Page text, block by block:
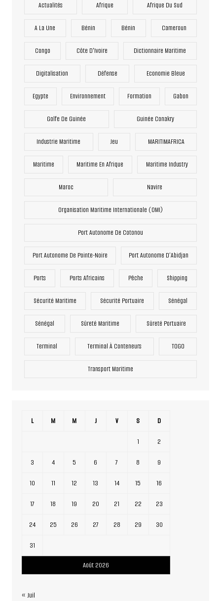
Actualités Afrique Afrique Du Sud
A La Une Bénin Bénin Cameroun
Congo Côte D'Ivoire Dictionnaire Maritime
Digitalisation Défense Economie Bleue
Egypte Environnement Formation Gabon
Golfe De Guinée Guinée Conakry
Industrie Maritime Jeu MARITIMAFRICA
Maritime Maritime En Afrique Maritime Industry
Maroc Navire
Organisation Maritime Internationale (OMI)
Port Autonome De Cotonou
Port Autonome De Pointe-Noire Port Autonome D’Abidjan
Ports Ports Africains Pêche Shipping
Sécurité Maritime Sécurité Portuaire Sénégal
Sénégal Sûreté Maritime Sûreté Portuaire
Terminal Terminal À Conteneurs TOGO
Transport Maritime
Août 2026
L M M J V S D
1 2
3 4 5 6 7 8 9
10 11 12 13 14 15 16
17 18 19 20 21 22 23
24 25 26 27 28 29 30
31
« Juil